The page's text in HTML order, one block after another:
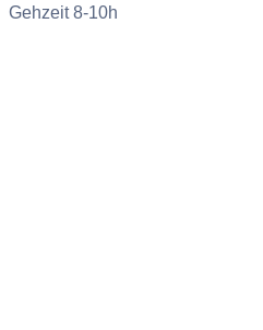
Gehzeit 8-10h